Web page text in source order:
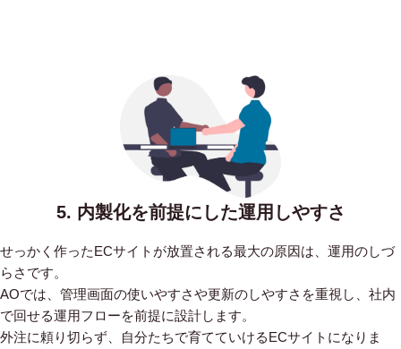
5. 内製化を前提にした運用しやすさ
せっかく作ったECサイトが放置される最大の原因は、運用のしづ
らさです。
AOでは、管理画面の使いやすさや更新のしやすさを重視し、社内
で回せる運用フローを前提に設計します。
外注に頼り切らず、自分たちで育てていけるECサイトになりま